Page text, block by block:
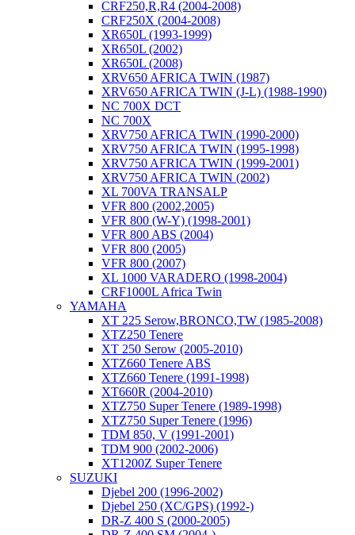
CRF250,R,R4 (2004-2008)
CRF250X (2004-2008)
XR650L (1993-1999)
XR650L (2002)
XR650L (2008)
XRV650 AFRICA TWIN (1987)
XRV650 AFRICA TWIN (J-L) (1988-1990)
NC 700X DCT
NC 700X
XRV750 AFRICA TWIN (1990-2000)
XRV750 AFRICA TWIN (1995-1998)
XRV750 AFRICA TWIN (1999-2001)
XRV750 AFRICA TWIN (2002)
XL 700VA TRANSALP
VFR 800 (2002,2005)
VFR 800 (W-Y) (1998-2001)
VFR 800 ABS (2004)
VFR 800 (2005)
VFR 800 (2007)
XL 1000 VARADERO (1998-2004)
CRF1000L Africa Twin
YAMAHA
XT 225 Serow,BRONCO,TW (1985-2008)
XTZ250 Tenere
XT 250 Serow (2005-2010)
XTZ660 Tenere ABS
XTZ660 Tenere (1991-1998)
XT660R (2004-2010)
XTZ750 Super Tenere (1989-1998)
XTZ750 Super Tenere (1996)
TDM 850, V (1991-2001)
TDM 900 (2002-2006)
XT1200Z Super Tenere
SUZUKI
Djebel 200 (1996-2002)
Djebel 250 (XC/GPS) (1992-)
DR-Z 400 S (2000-2005)